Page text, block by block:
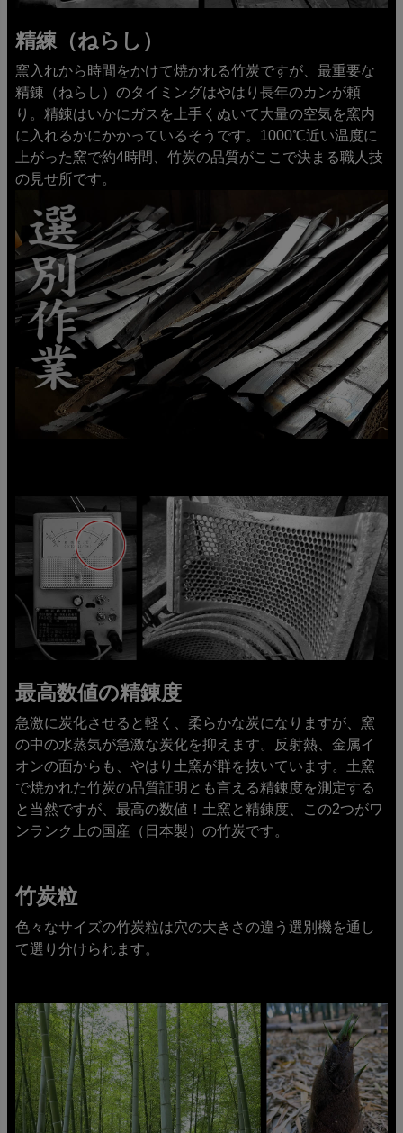
精練（ねらし）
窯入れから時間をかけて焼かれる竹炭ですが、最重要な
精錬（ねらし）のタイミングはやはり長年のカンが頼
り。精錬はいかにガスを上手くぬいて大量の空気を窯内
に入れるかにかかっているそうです。1000℃近い温度に
上がった窯で約4時間、竹炭の品質がここで決まる職人技
の見せ所です。
最高数値の精錬度
急激に炭化させると軽く、柔らかな炭になりますが、窯
の中の水蒸気が急激な炭化を抑えます。反射熱、金属イ
オンの面からも、やはり土窯が群を抜いています。土窯
で焼かれた竹炭の品質証明とも言える精錬度を測定する
と当然ですが、最高の数値！土窯と精錬度、この2つがワ
ンランク上の国産（日本製）の竹炭です。
竹炭粒
色々なサイズの竹炭粒は穴の大きさの違う選別機を通し
て選り分けられます。